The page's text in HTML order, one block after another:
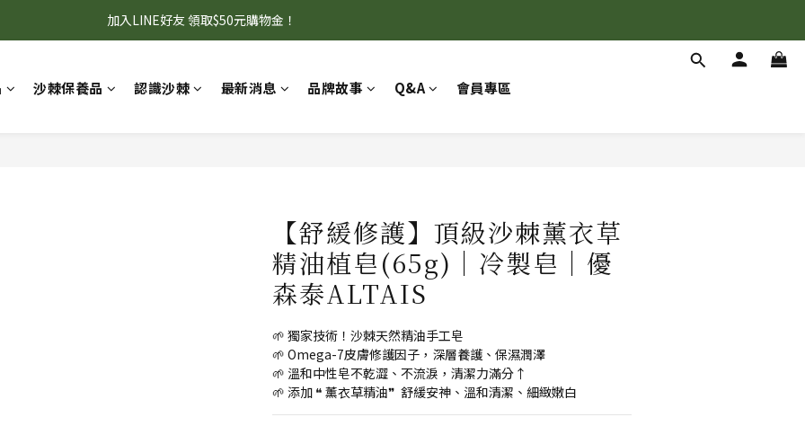
首購95折+免運，滿額贈『旅行壓縮收納袋』數量有限 送完為止！
加入LINE好友 領取$50元購物金！
沙棘保養品 認識沙棘 最新消息 品牌故事 Q&A 會員專區
【舒緩修護】頂級沙棘薰衣草
精油植皂(65g)｜冷製皂｜優
森泰ALTAIS
🌱 獨家技術！沙棘天然精油手工皂
🌱 Omega-7皮膚修護因子，深層養護、保濕潤澤
🌱 溫和中性皂不乾澀、不流淚，清潔力滿分↑
🌱 添加 ❝ 薰衣草精油❞  舒緩安神、溫和清潔、細緻嫩白